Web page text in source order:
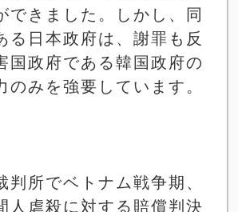
できました。しかし、同
る日本政府は、謝罪も反
国政府である韓国政府の
のみを強要しています。
判所でベトナム戦争期、
人虐殺に対する賠償判決